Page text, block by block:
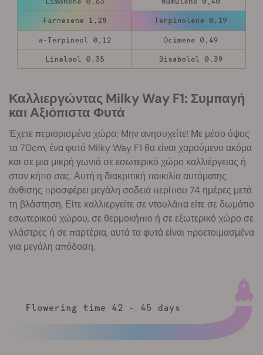
Καλλιεργώντας Milky Way F1: Συμπαγή
και Αξιόπιστα Φυτά
Έχετε περιορισμένο χώρο; Μην ανησυχείτε! Με μέσο ύψος
τα 70cm, ένα φυτό Milky Way F1 θα είναι χαρούμενο ακόμα
και σε μια μικρή γωνιά σε εσωτερικό χώρο καλλιέργειας ή
στον κήπο σας. Αυτή η διακριτική ποικιλία αυτόματης
άνθισης προσφέρει μεγάλη σοδειά περίπου 74 ημέρες μετά
τη βλάστηση. Είτε καλλιεργείτε σε ντουλάπα είτε σε δωμάτιο
εσωτερικού χώρου, σε θερμοκήπιο ή σε εξωτερικό χώρο σε
γλάστρες ή σε παρτέρια, αυτά τα φυτά είναι προετοιμασμένα
για μεγάλη απόδοση.